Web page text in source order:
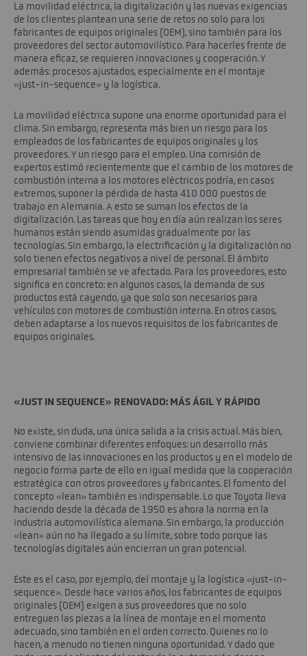
La movilidad eléctrica, la digitalización y las nuevas exigencias
de los clientes plantean una serie de retos no solo para los
fabricantes de equipos originales (OEM), sino también para los
proveedores del sector automovilístico. Para hacerles frente de
manera eficaz, se requieren innovaciones y cooperación. Y
además: procesos ajustados, especialmente en el montaje
«just-in-sequence» y la logística.
La movilidad eléctrica supone una enorme oportunidad para el
clima. Sin embargo, representa más bien un riesgo para los
empleados de los fabricantes de equipos originales y los
proveedores. Y un riesgo para el empleo. Una comisión de
expertos estimó recientemente que el cambio de los motores de
combustión interna a los motores eléctricos podría, en casos
extremos, suponer la pérdida de hasta 410 000 puestos de
trabajo en Alemania. A esto se suman los efectos de la
digitalización. Las tareas que hoy en día aún realizan los seres
humanos están siendo asumidas gradualmente por las
tecnologías. Sin embargo, la electrificación y la digitalización no
solo tienen efectos negativos a nivel de personal. El ámbito
empresarial también se ve afectado. Para los proveedores, esto
significa en concreto: en algunos casos, la demanda de sus
productos está cayendo, ya que solo son necesarios para
vehículos con motores de combustión interna. En otros casos,
deben adaptarse a los nuevos requisitos de los fabricantes de
equipos originales.
«JUST IN SEQUENCE» RENOVADO: MÁS ÁGIL Y RÁPIDO
No existe, sin duda, una única salida a la crisis actual. Más bien,
conviene combinar diferentes enfoques: un desarrollo más
intensivo de las innovaciones en los productos y en el modelo de
negocio forma parte de ello en igual medida que la cooperación
estratégica con otros proveedores y fabricantes. El fomento del
concepto «lean» también es indispensable. Lo que Toyota lleva
haciendo desde la década de 1950 es ahora la norma en la
industria automovilística alemana. Sin embargo, la producción
«lean» aún no ha llegado a su límite, sobre todo porque las
tecnologías digitales aún encierran un gran potencial.
Este es el caso, por ejemplo, del montaje y la logística «just-in-
sequence». Desde hace varios años, los fabricantes de equipos
originales (OEM) exigen a sus proveedores que no solo
entreguen las piezas a la línea de montaje en el momento
adecuado, sino también en el orden correcto. Quienes no lo
hacen, a menudo no tienen ninguna oportunidad. Y dado que